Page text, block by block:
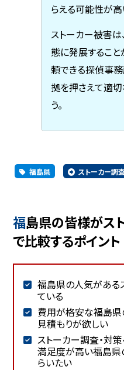
らえる可能性が高
ストーカー被害
態に発展すること
頼できる探偵事
拠を押さえて適
う。
福島県 ストーカー調
福島県の皆様がストーカー調査・対策選び
で比較するポイント
福島県の人気がある
ている
費用が格安な福島県
見積もりが欲しい
ストーカー調査・対
満足度が高い福島県
らいたい